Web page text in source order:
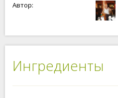
Автор:
Ингредиенты